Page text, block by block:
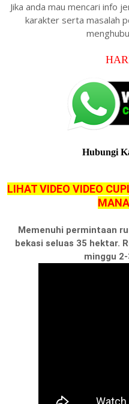
Jika anda mau mencari info
karakter serta masalah
Hubungi
LIHAT VIDEO VIDEO
Memenuhi permintaan
bekasi seluas 35 hektar.
minggu